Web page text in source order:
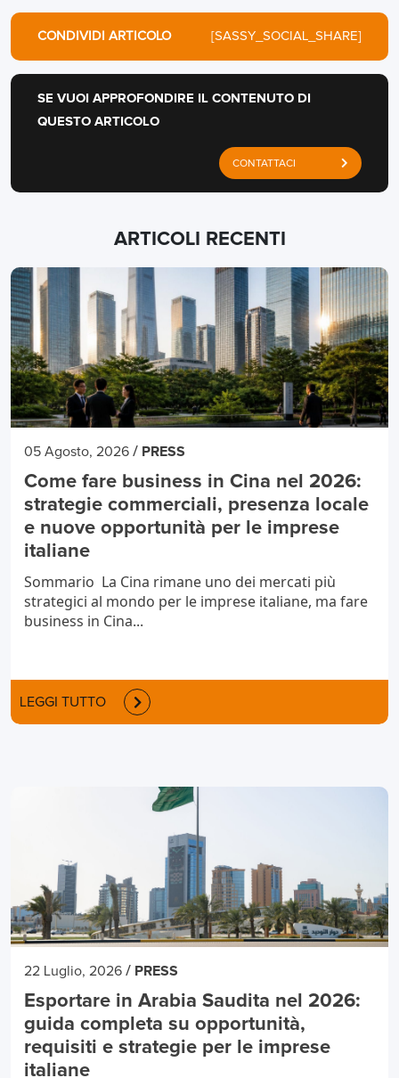
CONDIVIDI ARTICOLO [SASSY_SOCIAL_SHARE]
SE VUOI APPROFONDIRE IL CONTENUTO DI
QUESTO ARTICOLO
CONTATTACI
ARTICOLI RECENTI
05 Agosto, 2026 / PRESS
Come fare business in Cina nel 2026:
strategie commerciali, presenza locale
e nuove opportunità per le imprese
italiane
Sommario La Cina rimane uno dei mercati più
strategici al mondo per le imprese italiane, ma fare
business in Cina...
LEGGI TUTTO
22 Luglio, 2026 / PRESS
Esportare in Arabia Saudita nel 2026:
guida completa su opportunità,
requisiti e strategie per le imprese
italiane